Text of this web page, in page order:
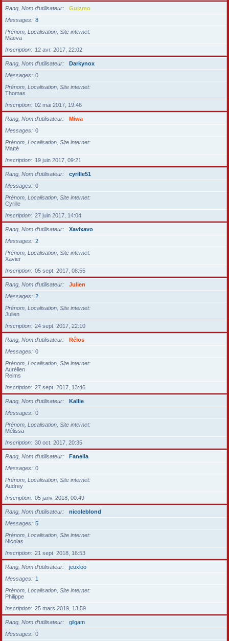
Rang, Nom d’utilisateur
Guizmo
Messages
8
Prénom, Localisation, Site internet
Maëva
Inscription
12 avr. 2017, 22:02
Rang, Nom d’utilisateur
Darkynox
Messages
0
Prénom, Localisation, Site internet
Thomas
Inscription
02 mai 2017, 19:46
Rang, Nom d’utilisateur
Miwa
Messages
0
Prénom, Localisation, Site internet
Maïté
Inscription
19 juin 2017, 09:21
Rang, Nom d’utilisateur
cyrille51
Messages
0
Prénom, Localisation, Site internet
Cyrille
Inscription
27 juin 2017, 14:04
Rang, Nom d’utilisateur
Xavixavo
Messages
2
Prénom, Localisation, Site internet
Xavier
Inscription
05 sept. 2017, 08:55
Rang, Nom d’utilisateur
Julien
Messages
2
Prénom, Localisation, Site internet
Julien
Inscription
24 sept. 2017, 22:10
Rang, Nom d’utilisateur
Rélos
Messages
0
Prénom, Localisation, Site internet
Aurélien
Reims
Inscription
27 sept. 2017, 13:46
Rang, Nom d’utilisateur
Kallie
Messages
0
Prénom, Localisation, Site internet
Mélissa
Inscription
30 oct. 2017, 20:35
Rang, Nom d’utilisateur
Fanelia
Messages
0
Prénom, Localisation, Site internet
Audrey
Inscription
05 janv. 2018, 00:49
Rang, Nom d’utilisateur
nicoleblond
Messages
5
Prénom, Localisation, Site internet
Nicolas
Inscription
21 sept. 2018, 16:53
Rang, Nom d’utilisateur
jeuxloo
Messages
1
Prénom, Localisation, Site internet
Philippe
Inscription
25 mars 2019, 13:59
Rang, Nom d’utilisateur
gilgam
Messages
0